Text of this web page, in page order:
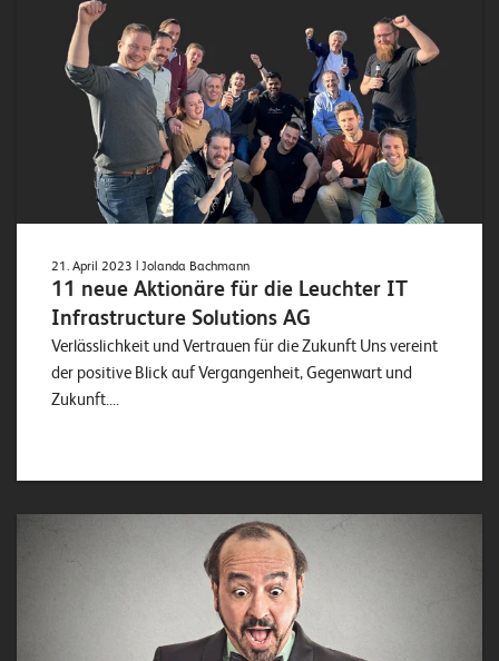
21. April 2023 | Jolanda Bachmann
11 neue Aktionäre für die Leuchter IT
Infrastructure Solutions AG
Verlässlichkeit und Vertrauen für die Zukunft Uns vereint
der positive Blick auf Vergangenheit, Gegenwart und
Zukunft....